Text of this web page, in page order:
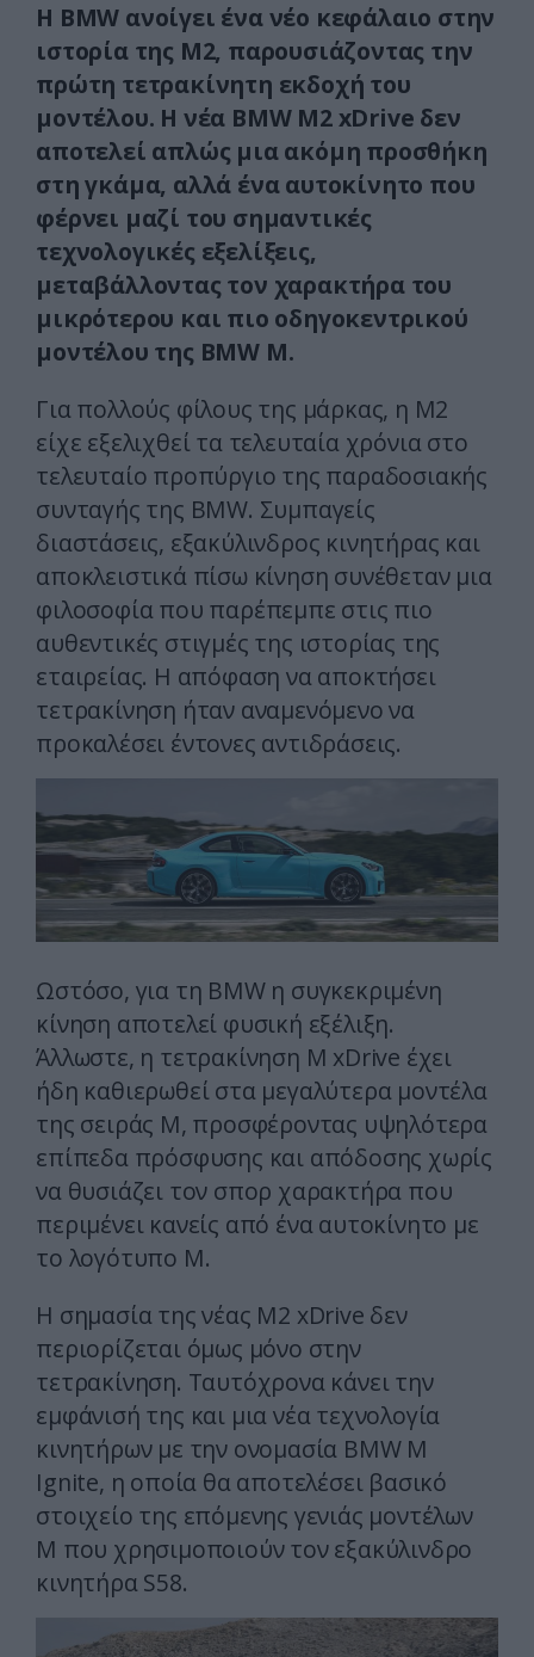
Η BMW ανοίγει ένα νέο κεφάλαιο στην
ιστορία της M2, παρουσιάζοντας την
πρώτη τετρακίνητη εκδοχή του
μοντέλου. Η νέα BMW M2 xDrive δεν
αποτελεί απλώς μια ακόμη προσθήκη
στη γκάμα, αλλά ένα αυτοκίνητο που
φέρνει μαζί του σημαντικές
τεχνολογικές εξελίξεις,
μεταβάλλοντας τον χαρακτήρα του
μικρότερου και πιο οδηγοκεντρικού
μοντέλου της BMW M.
Για πολλούς φίλους της μάρκας, η M2
είχε εξελιχθεί τα τελευταία χρόνια στο
τελευταίο προπύργιο της παραδοσιακής
συνταγής της BMW. Συμπαγείς
διαστάσεις, εξακύλινδρος κινητήρας και
αποκλειστικά πίσω κίνηση συνέθεταν μια
φιλοσοφία που παρέπεμπε στις πιο
αυθεντικές στιγμές της ιστορίας της
εταιρείας. Η απόφαση να αποκτήσει
τετρακίνηση ήταν αναμενόμενο να
προκαλέσει έντονες αντιδράσεις.
Ωστόσο, για τη BMW η συγκεκριμένη
κίνηση αποτελεί φυσική εξέλιξη.
Άλλωστε, η τετρακίνηση M xDrive έχει
ήδη καθιερωθεί στα μεγαλύτερα μοντέλα
της σειράς M, προσφέροντας υψηλότερα
επίπεδα πρόσφυσης και απόδοσης χωρίς
να θυσιάζει τον σπορ χαρακτήρα που
περιμένει κανείς από ένα αυτοκίνητο με
το λογότυπο M.
Η σημασία της νέας M2 xDrive δεν
περιορίζεται όμως μόνο στην
τετρακίνηση. Ταυτόχρονα κάνει την
εμφάνισή της και μια νέα τεχνολογία
κινητήρων με την ονομασία BMW M
Ignite, η οποία θα αποτελέσει βασικό
στοιχείο της επόμενης γενιάς μοντέλων
M που χρησιμοποιούν τον εξακύλινδρο
κινητήρα S58.